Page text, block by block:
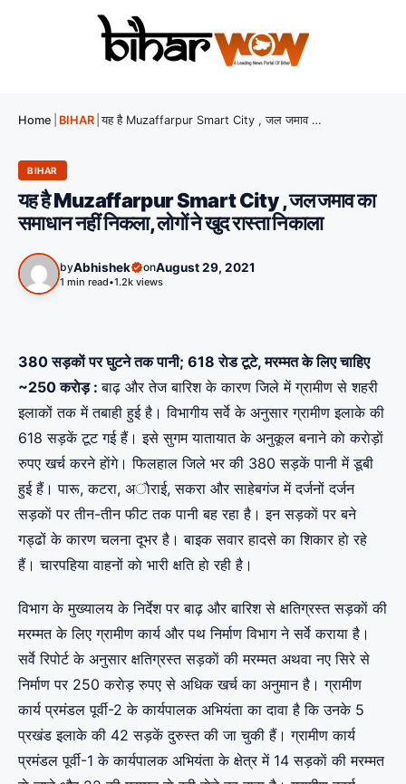
Home BIHAR यह है Muzaffarpur Smart City , जल जमाव का समाधान नहीं निकला, लोगों ने खुद रास्ता निकाला
BIHAR
यह है Muzaffarpur Smart City , जल जमाव का
समाधान नहीं निकला, लोगों ने खुद रास्ता निकाला
byAbhishek onAugust 29, 2021
1 min read•1.2k views
380 सड़काें पर घुटने तक पानी; 618 राेड टूटे, मरम्मत के लिए चाहिए
~250 कराेड़ :बाढ़ और तेज बारिश के कारण जिले में ग्रामीण से शहरी
इलाकों तक में तबाही हुई है। विभागीय सर्वे के अनुसार ग्रामीण इलाके की
618 सड़कें टूट गई हैं। इसे सुगम यातायात के अनुकूल बनाने काे कराेड़ाें
रुपए खर्च करने हाेंगे। फिलहाल जिले भर की 380 सड़कें पानी में डूबी
हुई हैं। पारू, कटरा, अाैराई, सकरा और साहेबगंज में दर्जनों दर्जन
सड़काें पर तीन-तीन फीट तक पानी बह रहा है। इन सड़काें पर बने
गड्ढों के कारण चलना दूभर है। बाइक सवार हादसे का शिकार हाे रहे
हैं। चारपहिया वाहनों काे भारी क्षति हाे रही है।
विभाग के मुख्यालय के निर्देश पर बाढ़ और बारिश से क्षतिग्रस्त सड़काें की
मरम्मत के लिए ग्रामीण कार्य और पथ निर्माण विभाग ने सर्वे कराया है।
सर्वे रिपोर्ट के अनुसार क्षतिग्रस्त सड़काें की मरम्मत अथवा नए सिरे से
निर्माण पर 250 कराेड़ रुपए से अधिक खर्च का अनुमान है। ग्रामीण
कार्य प्रमंडल पूर्वी-2 के कार्यपालक अभियंता का दावा है कि उनके 5
प्रखंड इलाके की 42 सड़कें दुरुस्त की जा चुकी हैं। ग्रामीण कार्य
प्रमंडल पूर्वी-1 के कार्यपालक अभियंता के क्षेत्र में 14 सड़काें की मरम्मत